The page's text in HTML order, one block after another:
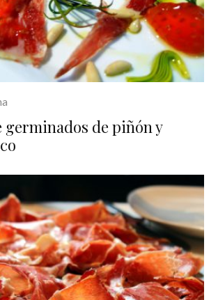
germinados de piñón y